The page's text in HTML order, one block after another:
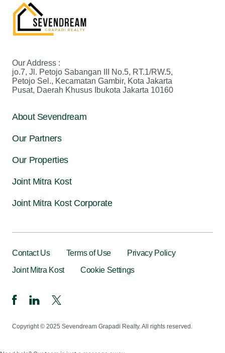
Our Address :
jo.7, Jl. Petojo Sabangan III No.5, RT.1/RW.5,
Petojo Sel., Kecamatan Gambir, Kota Jakarta
Pusat, Daerah Khusus Ibukota Jakarta 10160
About Sevendream
Our Partners
Our Properties
Joint Mitra Kost
Joint Mitra Kost Corporate
Contact Us Terms of Use
Privacy Policy
Joint Mitra Kost
Cookie Settings
Copyright © 2025 Sevendream Grapadi Realty. All rights reserved.